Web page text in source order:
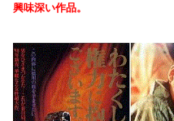
興味深い作品。